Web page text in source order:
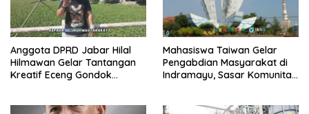
Anggota DPRD Jabar Hilal
Hilmawan Gelar Tantangan
Kreatif Eceng Gondok
Mahasiswa Taiwan Gelar
Pengabdian Masyarakat di
Indramayu, Sasar Komunitas